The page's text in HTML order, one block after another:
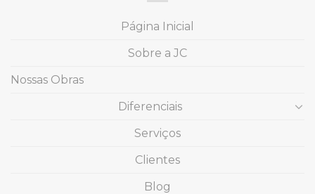
Página Inicial
Sobre a JC
Nossas Obras
Diferenciais
Serviços
Clientes
Blog